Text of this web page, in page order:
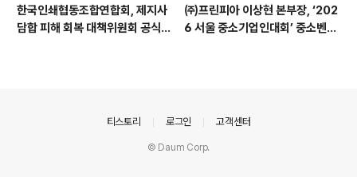
한국인쇄협동조합연합회, 제지사
담합 피해 회복 대책위원회 공식
㈜프린피아 이상현 본부장, ‘202
6 서울 중소기업인대회’ 중소벤처
티스토리 로그인 고객센터
© Daum Corp.